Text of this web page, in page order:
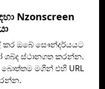
Nzonscreen
කර ඔබේ සෞන්දර්යයට
ස්ථානගත කරන්න.
මගින් එහි URL